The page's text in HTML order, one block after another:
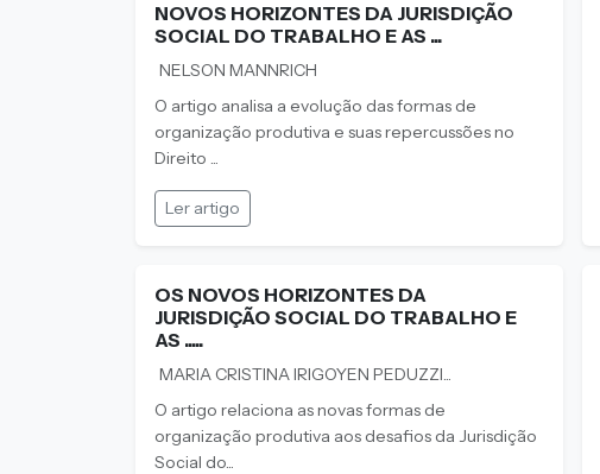
NOVOS HORIZONTES DA JURISDIÇÃO
SOCIAL DO TRABALHO E AS ...
NELSON MANNRICH
O artigo analisa a evolução das formas de
organização produtiva e suas repercussões no
Direito ...
Ler artigo
OS NOVOS HORIZONTES DA
JURISDIÇÃO SOCIAL DO TRABALHO E
AS .....
MARIA CRISTINA IRIGOYEN PEDUZZI...
O artigo relaciona as novas formas de
organização produtiva aos desafios da Jurisdição
Social do...